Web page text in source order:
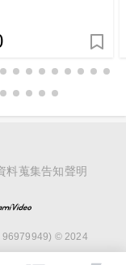
料蒐集告知聲明
96979949) © 2024